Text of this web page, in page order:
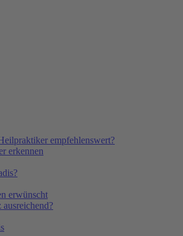
empfehlenswert?
erkennen
erwünscht